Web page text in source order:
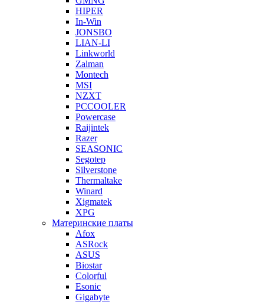
HIPER
In-Win
JONSBO
LIAN-LI
Linkworld
Zalman
Montech
MSI
NZXT
PCCOOLER
Powercase
Raijintek
Razer
SEASONIC
Segotep
Silverstone
Thermaltake
Winard
Xigmatek
XPG
Материнские платы
Afox
ASRock
ASUS
Biostar
Colorful
Esonic
Gigabyte